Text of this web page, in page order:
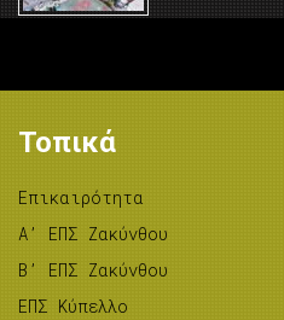
Τοπικά
Επικαιρότητα
A’ ΕΠΣ Ζακύνθου
B’ ΕΠΣ Ζακύνθου
ΕΠΣ Κύπελλο